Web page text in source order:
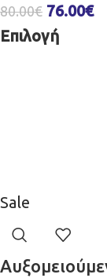
80.00€ 76.00€
Επιλογή
Sale